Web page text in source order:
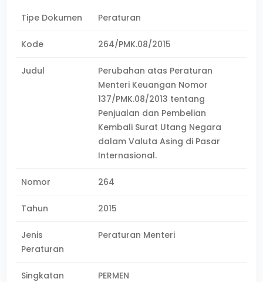
Tipe Dokumen Peraturan
Kode 264/PMK.08/2015
Judul
Perubahan atas Peraturan
Menteri Keuangan Nomor
137/PMK.08/2013 tentang
Penjualan dan Pembelian
Kembali Surat Utang Negara
dalam Valuta Asing di Pasar
Internasional.
Nomor 264
Tahun 2015
Jenis
Peraturan
Peraturan Menteri
Singkatan
PERMEN